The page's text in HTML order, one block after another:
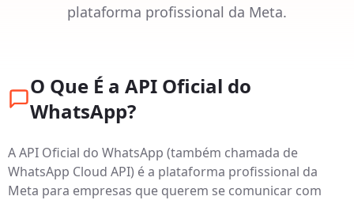
plataforma profissional da Meta.
O Que É a API Oficial do
WhatsApp?
A API Oficial do WhatsApp (também chamada de
WhatsApp Cloud API) é a plataforma profissional da
Meta para empresas que querem se comunicar com